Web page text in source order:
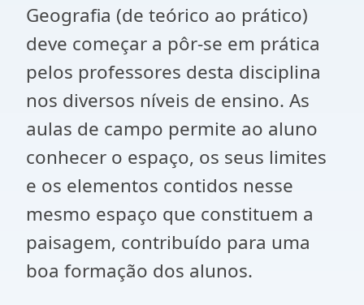
Geografia (de teórico ao prático)
deve começar a pôr-se em prática
pelos professores desta disciplina
nos diversos níveis de ensino. As
aulas de campo permite ao aluno
conhecer o espaço, os seus limites
e os elementos contidos nesse
mesmo espaço que constituem a
paisagem, contribuído para uma
boa formação dos alunos.